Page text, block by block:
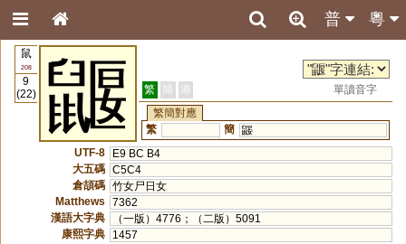
粵
普
鼠
208
9
(22)
鼴 繁 簡 港
單讀音字
繁簡對應
繁
簡 鼹
UTF-8
E9 BC B4
大五碼 C5C4
倉頡碼 竹女尸日女
Matthews
7362
漢語大字典
（一版）4776；（二版）5091
康熙字典
1457